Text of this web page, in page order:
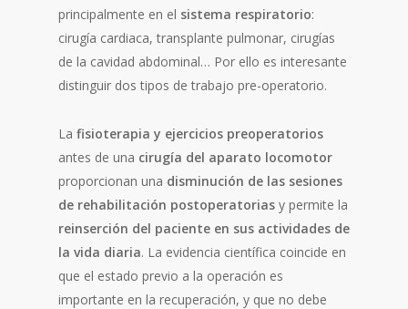
principalmente en el sistema respiratorio:
cirugía cardiaca, transplante pulmonar, cirugías
de la cavidad abdominal… Por ello es interesante
distinguir dos tipos de trabajo pre-operatorio.
La fisioterapia y ejercicios preoperatorios
antes de una cirugía del aparato locomotor
proporcionan una disminución de las sesiones
de rehabilitación postoperatorias y permite la
reinserción del paciente en sus actividades de
la vida diaria. La evidencia científica coincide en
que el estado previo a la operación es
importante en la recuperación, y que no debe